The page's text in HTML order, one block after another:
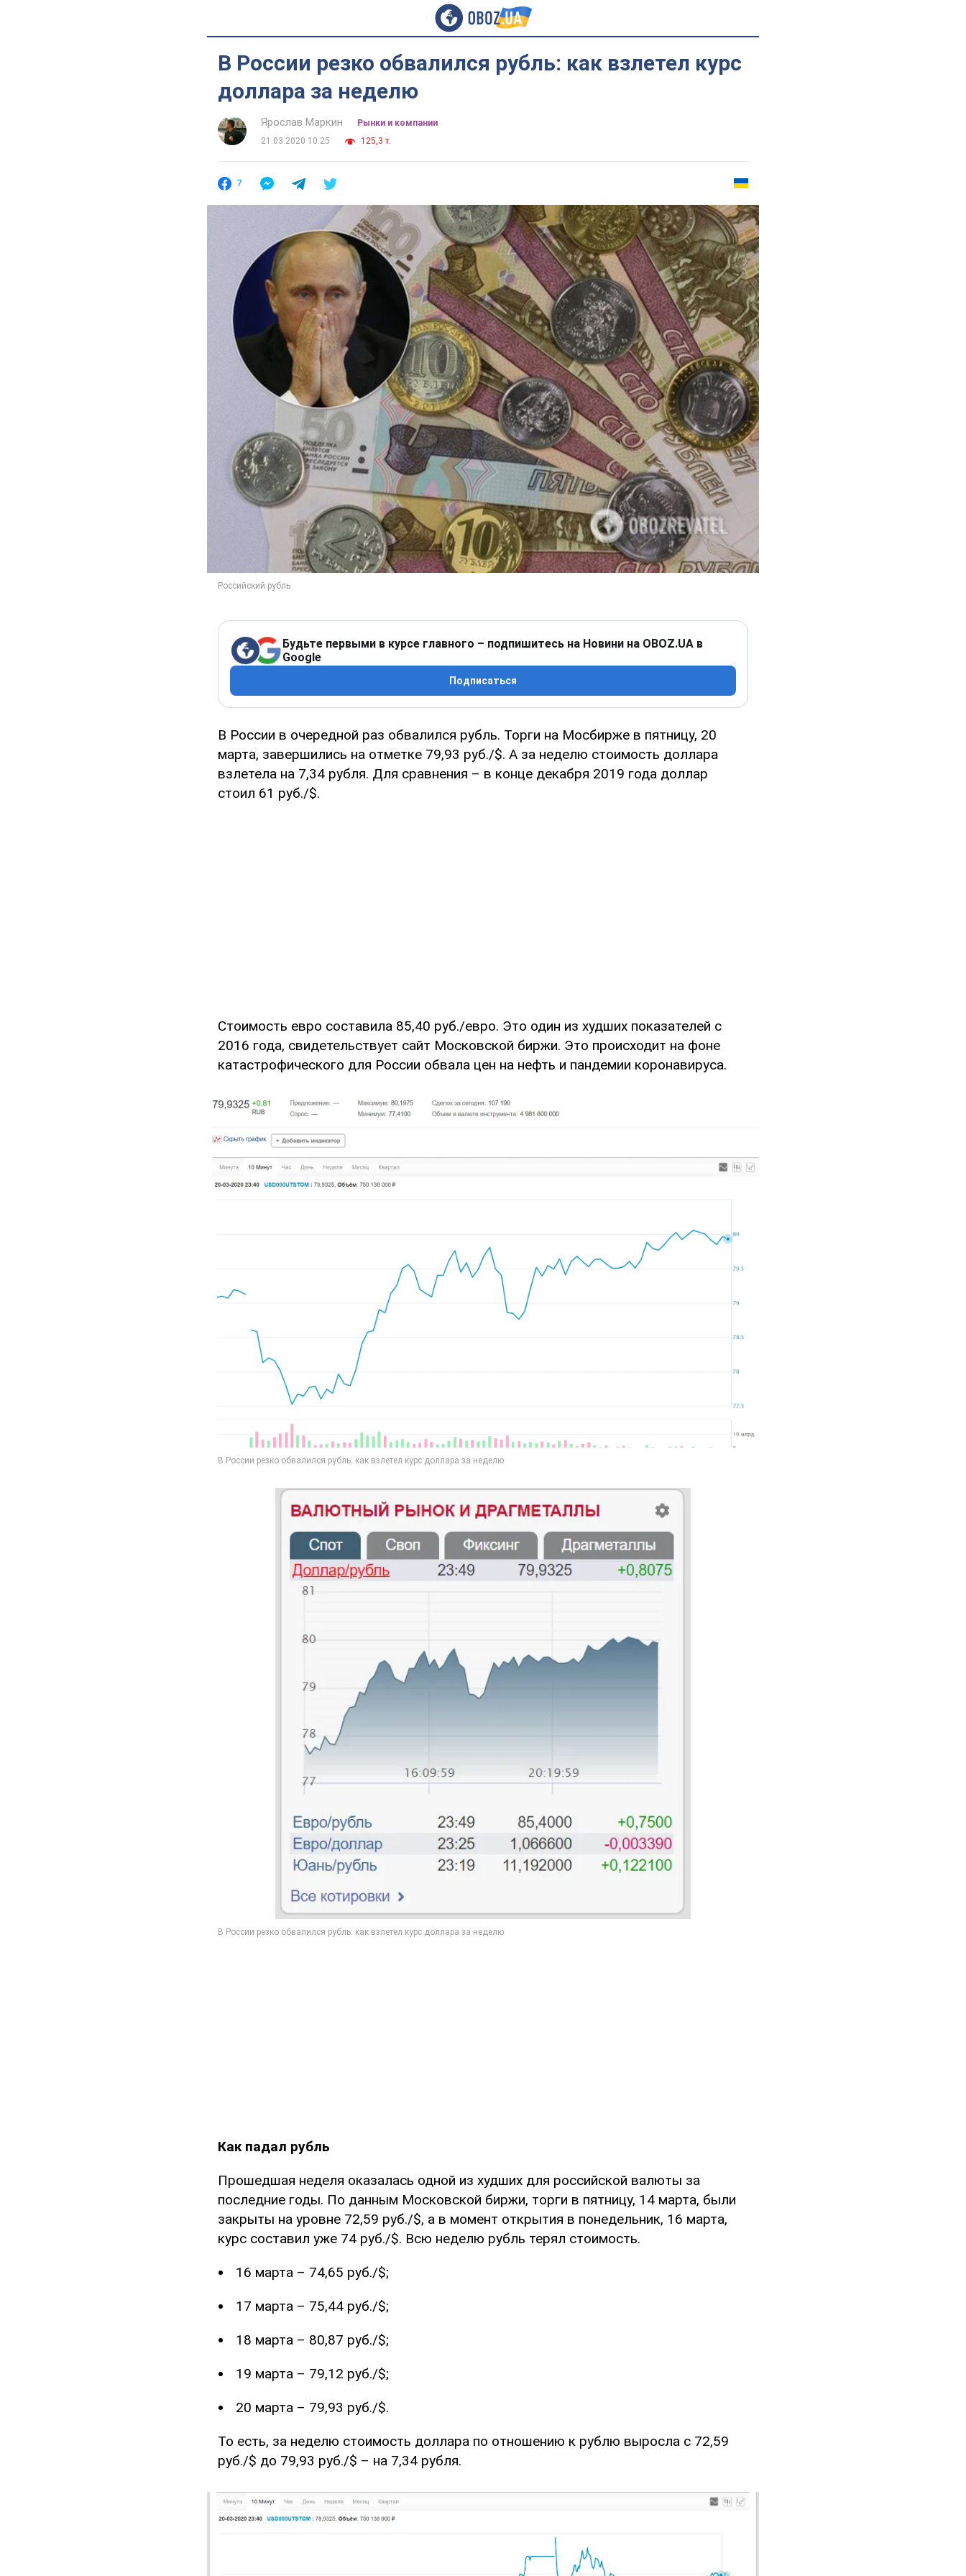
В России резко обвалился рубль: как взлетел курс
доллара за неделю
Ярослав Маркин
Рынки и компании
21.03.2020 10:25
125,3 т.
7
Будьте первыми в курсе главного – подпишитесь на Новини на OBOZ.UA в
Google
Подписаться
В России в очередной раз обвалился рубль. Торги на Мосбирже в пятницу, 20
марта, завершились на отметке 79,93 руб./$. А за неделю стоимость доллара
взлетела на 7,34 рубля. Для сравнения – в конце декабря 2019 года доллар
стоил 61 руб./$.
Стоимость евро составила 85,40 руб./евро. Это один из худших показателей с
2016 года, свидетельствует сайт Московской биржи. Это происходит на фоне
катастрофического для России обвала цен на нефть и пандемии коронавируса.
Как падал рубль
Прошедшая неделя оказалась одной из худших для российской валюты за
последние годы. По данным Московской биржи, торги в пятницу, 14 марта, были
закрыты на уровне 72,59 руб./$, а в момент открытия в понедельник, 16 марта,
курс составил уже 74 руб./$. Всю неделю рубль терял стоимость.
16 марта – 74,65 руб./$;
17 марта – 75,44 руб./$;
18 марта – 80,87 руб./$;
19 марта – 79,12 руб./$;
20 марта – 79,93 руб./$.
То есть, за неделю стоимость доллара по отношению к рублю выросла с 72,59
руб./$ до 79,93 руб./$ – на 7,34 рубля.